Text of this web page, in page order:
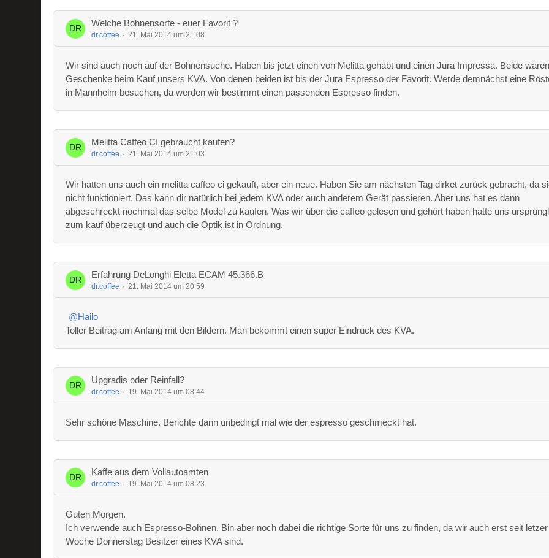
Welche Bohnensorte - euer Favorit ?
dr.coffee 21. Mai 2014 um 21:08
Wir sind auch noch auf der Bohnensuche. Haben bis jetzt einen von Melitta gehabt und einen Jura Impressa. Beide waren
Geschenke beim Kauf unsers KVA. Von denen beiden ist bis der Jura Espresso der Favorit. Werde demnächst eine
in Mannheim besuchen, da werden wir bestimmt einen passenden Espresso finden.
Melitta Caffeo CI gebraucht kaufen?
dr.coffee 21. Mai 2014 um 21:03
Wir hatten uns auch ein melitta caffeo ci gekauft, aber ein neue. Haben Sie am nächsten Tag dirket zurück gebracht, da
nicht funktioniert. Das kann dir natürlich bei jedem KVA oder auch anderem Gerät passieren. Aber uns hat es dann
abgeschreckt nochmal das selbe Model zu kaufen. Was wir über die caffeo gelesen und gehört haben hatte uns
zum kauf überzeugt und auch die Optik ist in Ordnung.
Erfahrung DeLonghi Eletta ECAM 45.366.B
dr.coffee 21. Mai 2014 um 20:59
Hailo
Toller Beitrag am Anfang mit den Bildern. Man bekommt einen super Eindruck des KVA.
Upgradis oder Reinfall?
dr.coffee 19. Mai 2014 um 08:44
Sehr schöne Maschine. Berichte dann unbedingt mal wie der espresso geschmeckt hat.
Kaffe aus dem Vollautoamten
dr.coffee 19. Mai 2014 um 08:23
Guten Morgen.
Ich verwende auch Espresso-Bohnen. Bin aber noch dabei die richtige Sorte für uns zu finden, da wir auch erst seit letzer
Woche Donnerstag Besitzer eines KVA sind.